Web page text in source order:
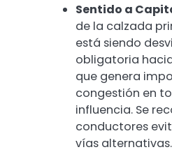
Sentido a
de la calzada
está siendo
obligatoria
que genera
congestión en
influencia. Se
conductores
vías alternativas.